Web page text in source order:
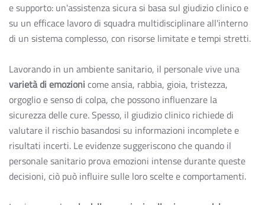
e supporto: un'assistenza sicura si basa sul giudizio clinico e
su un efficace lavoro di squadra multidisciplinare all'interno
di un sistema complesso, con risorse limitate e tempi stretti.
Lavorando in un ambiente sanitario, il personale vive una
varietà di emozioni come ansia, rabbia, gioia, tristezza,
orgoglio e senso di colpa, che possono influenzare la
sicurezza delle cure. Spesso, il giudizio clinico richiede di
valutare il rischio basandosi su informazioni incomplete e
risultati incerti. Le evidenze suggeriscono che quando il
personale sanitario prova emozioni intense durante queste
decisioni, ciò può influire sulle loro scelte e comportamenti.